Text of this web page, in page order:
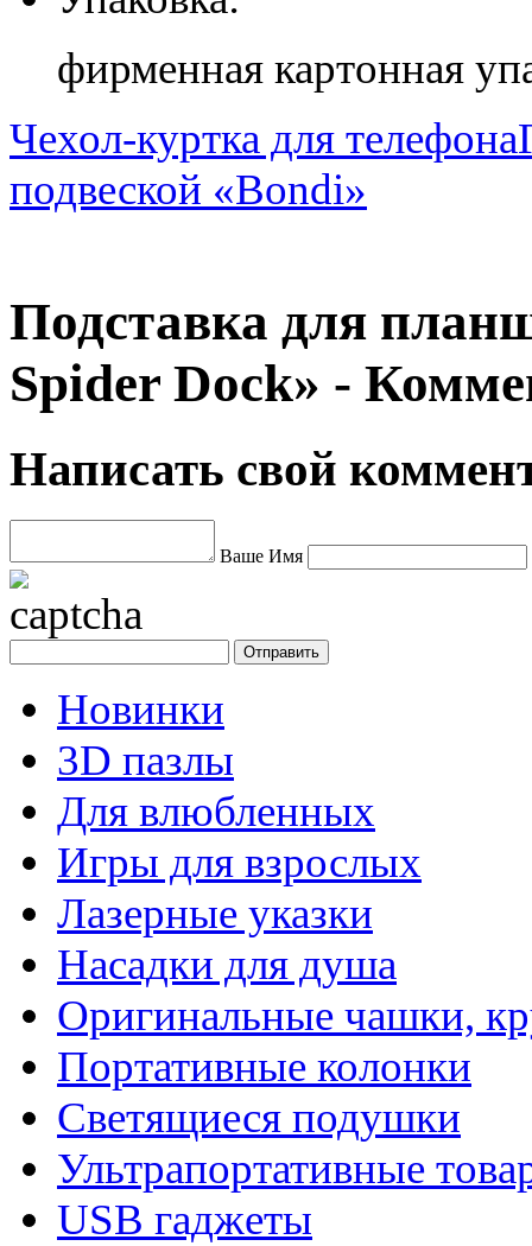
фирменная картонная
Чехол-куртка для телефона
подвеской «Bondi»
Подставка для
Spider Dock» -
Написать свой
Ваше Имя
Новинки
3D пазлы
Для влюбленных
Игры для взрослых
Лазерные указки
Насадки для душа
Оригинальные чашки,
Портативные колонки
Светящиеся подушки
Ультрапортативные
USB гаджеты